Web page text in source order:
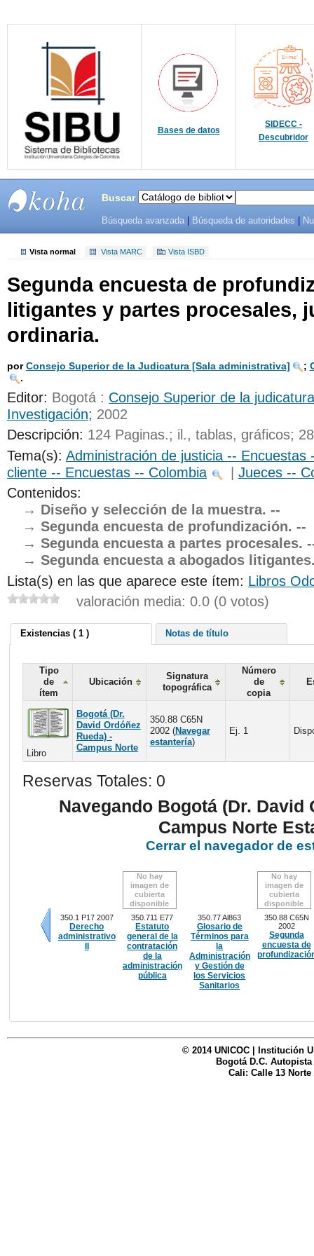
Bases de datos
SIDECC -
Descubridor
SISTEMAS
DE
BIBLIOTECAS
UNICOC
Buscar
Búsqueda avanzada Búsqueda de autoridades
Vista normal Vista MARC Vista ISBD
Segunda encuesta de
litigantes y partes procesales,
ordinaria.
porConsejo Superior de la Judicatura [Sala administrativa] ;
.
Editor: Bogotá : Consejo Superior de la
Investigación; 2002
Descripción: 124 Paginas.; il., tablas, gráficos;
Tema(s): Administración de justicia -- Encuestas
cliente -- Encuestas -- Colombia
Jueces --
Contenidos:
Diseño y selección de la muestra. --
Segunda encuesta de profundización. --
Segunda encuesta a partes procesales.
Segunda encuesta a abogados
Lista(s) en las que aparece este ítem: Libros
valoración media: 0.0 (0 votos)
Existencias ( 1 ) Notas de título
Tipo
de
ítem
Ubicación
Signatura
topográfica
Número
de
copia
Libro
Bogotá (Dr.
David Ordóñez
Rueda) -
Campus Norte
350.88 C65N
2002 (Navegar
estantería)
Ej. 1
Reservas Totales: 0
Navegando Bogotá (Dr. David
Campus Norte
Cerrar el navegador de
No hay
imagen de
cubierta
disponible
No hay
imagen de
cubierta
disponible
350.1 P17 2007
Derecho
administrativo
350.711 E77
Estatuto
general de la
contratación
de la
administración̤
pública
350.77 Al863
Glosario de
Términos para
la
Administración
y Gestión de
los Servicios
Sanitarios
350.88 C65N
2002
Segunda
encuesta de
© 2014 UNICOC | Institución
Bogotá D.C. Autopista
Cali: Calle 13 Norte